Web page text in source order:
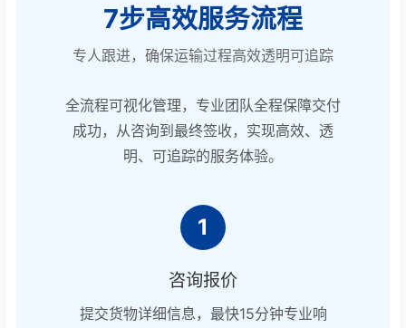
7步高效服务流程
专人跟进，确保运输过程高效透明可追踪
全流程可视化管理，专业团队全程保障交付
成功，从咨询到最终签收，实现高效、透
明、可追踪的服务体验。
1
咨询报价
提交货物详细信息，最快15分钟专业响